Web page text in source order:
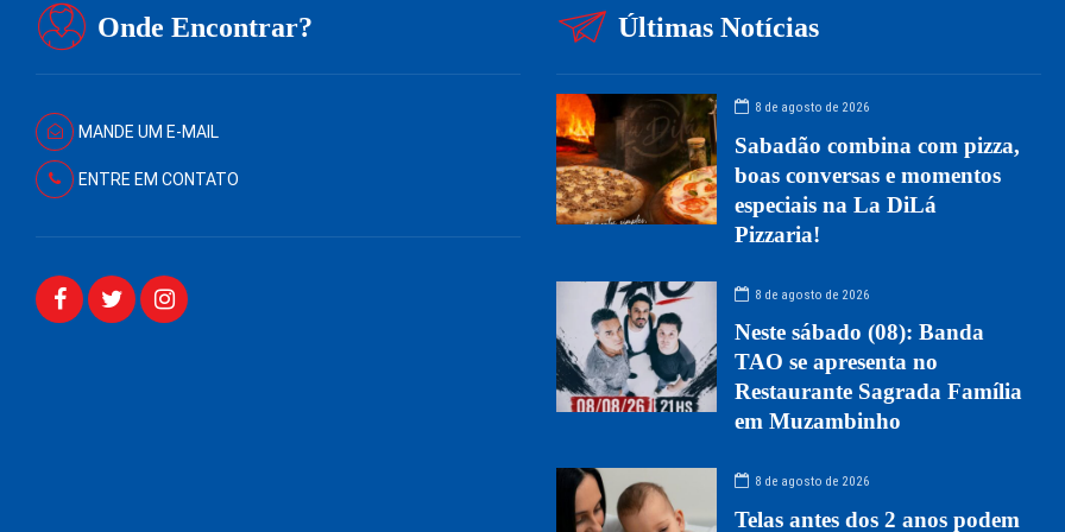
Onde Encontrar?
MANDE UM E-MAIL
ENTRE EM CONTATO
Últimas Notícias
8 de agosto de 2026
Sabadão combina com pizza,
boas conversas e momentos
especiais na La DiLá
Pizzaria!
8 de agosto de 2026
Neste sábado (08): Banda
TAO se apresenta no
Restaurante Sagrada Família
em Muzambinho
8 de agosto de 2026
Telas antes dos 2 anos podem